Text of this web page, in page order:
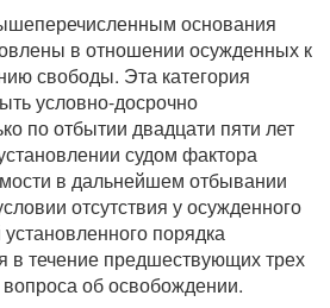
основания
в отношении осужденных к
свободы. Эта категория
условно-досрочно
по отбытии двадцати пяти лет
судом фактора
в дальнейшем отбывании
отсутствия у осужденного
порядка
в течение предшествующих трех
об освобождении.